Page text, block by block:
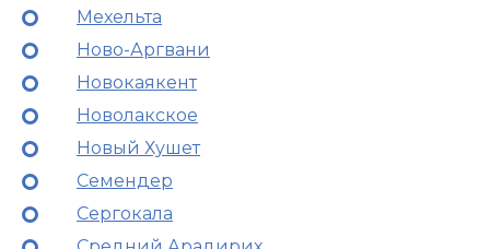
Мехельта
Ново-Аргвани
Новокаякент
Новолакское
Новый Хушет
Семендер
Сергокала